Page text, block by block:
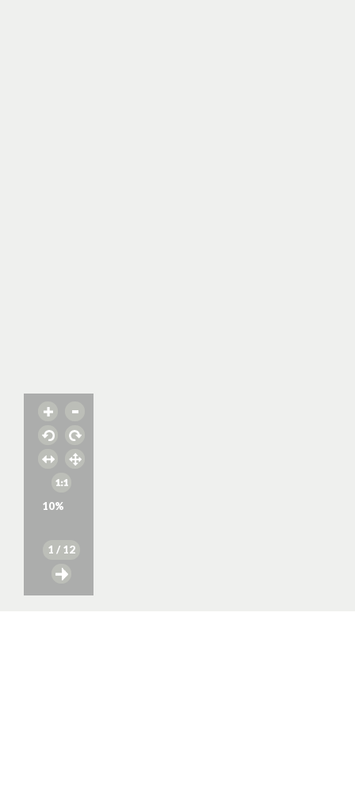
10%
1 / 12